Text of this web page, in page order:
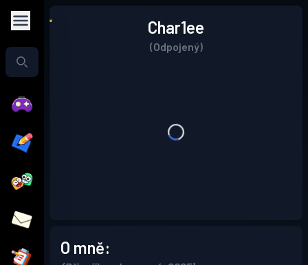
Char1ee
(Odpojený)
O mně: